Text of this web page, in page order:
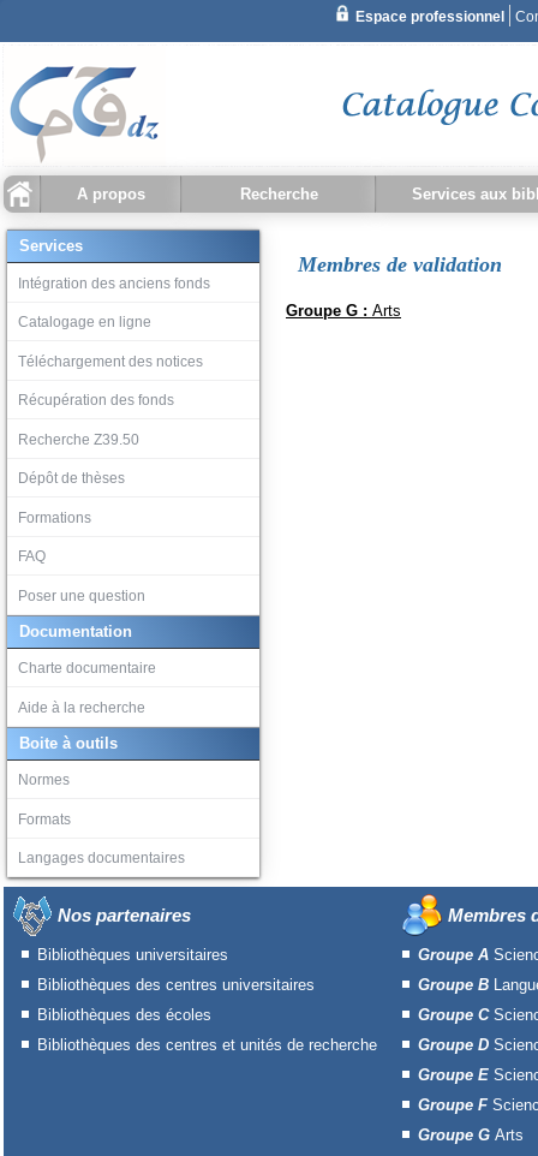
A propos
Qu'est ce que CCDZ ?
Statistiques
Recherche
Recherche document
Recherche avancée
Recherche bibliothèque
Historique recherche
Services aux
Services
Intégration des anciens fonds
Catalogage en ligne
Téléchargement des notices
Récupération des fonds
Recherche Z39.50
Dépôt de thèses
Formations
FAQ
Poser une question
Documentation
Charte documentaire
Aide à la recherche
Boite à outils
Normes
Formats
Langages documentaires
Membres de validation
Groupe G : Arts
Nos partenaires
Bibliothèques universitaires
Bibliothèques des centres universitaires
Bibliothèques des écoles
Bibliothèques des centres et unités de recherche
Membres
Groupe A
Groupe B
Groupe C
Groupe D
Groupe E
Groupe F
Groupe G Arts